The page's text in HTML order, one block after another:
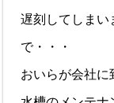
遅刻してしまい
で・・・
おいらが会社に